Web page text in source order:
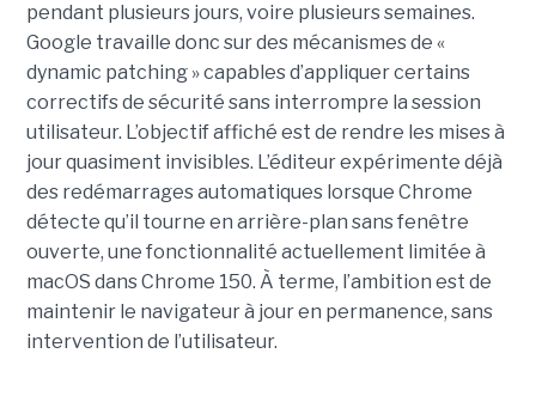
pendant plusieurs jours, voire plusieurs semaines.
Google travaille donc sur des mécanismes de «
dynamic patching » capables d’appliquer certains
correctifs de sécurité sans interrompre la session
utilisateur. L’objectif affiché est de rendre les mises à
jour quasiment invisibles. L’éditeur expérimente déjà
des redémarrages automatiques lorsque Chrome
détecte qu’il tourne en arrière-plan sans fenêtre
ouverte, une fonctionnalité actuellement limitée à
macOS dans Chrome 150. À terme, l’ambition est de
maintenir le navigateur à jour en permanence, sans
intervention de l’utilisateur.